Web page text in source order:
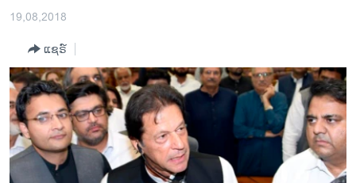
ຫາ
ຂ່າວ​ຈີນ
ໂລກ
ເອເຊຍ
ອິດສະຫຼະພາບດ້ານການຂ່າວ
ຊີວິດຊາວລາວ
ຊຸມຊົນຊາວລາວ
19,08,2018
ແຊຣ໌